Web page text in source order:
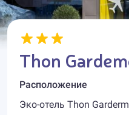
Thon
Расположение
Эко-отель Thon